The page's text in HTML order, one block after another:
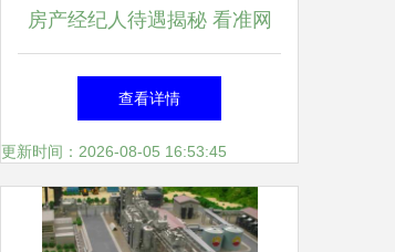
房产经纪人待遇揭秘 看准网
数据背后的行业真相
查看详情
更新时间：2026-08-05 16:53:45